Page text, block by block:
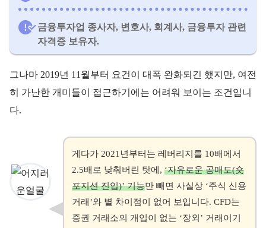
금융투자업 종사자, 변호사, 회계사, 금융투자 관련
자격증 보유자.
그나마 2019년 11월부터 요건이 대폭 완화되긴 했지만, 여전
히 가난한 개미들이 접근하기에는 어려워 보이는 조건입니
다.
게다가 2021년부터는 레버리지를 10배에서
2.5배로 낮춰버린 탓에, ‘자유로운 공매도(숏
포지션 진입)’ 기능만 빼면 사실상 ‘주식 신용
거래’와 별 차이점이 없어 보입니다. CFD는
증권 거래소의 개입이 없는 ‘장외’ 거래이기